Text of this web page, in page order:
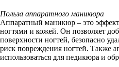
Польза аппаратного маникюра
Аппаратный маникюр – это
ногтями и кожей. Он позволяет
поверхности ногтей, безопасно
риск повреждения ногтей. Также
использоваться для педикюра и